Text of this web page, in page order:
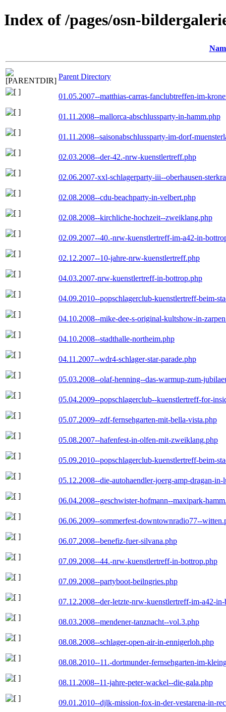
Index of /pages/osn-
Parent Directory
01.05.2007--matthias-carras-fanclubtreffen-im-
01.11.2008--mallorca-abschlussparty-in-hamm.php
01.11.2008--saisonabschlussparty-im-dorf-
02.03.2008--der-42.-nrw-kuenstlertreff.php
02.06.2007-xxl-schlagerparty-iii--oberhausen-
02.08.2008--cdu-beachparty-in-velbert.php
02.08.2008--kirchliche-hochzeit--zweiklang.php
02.09.2007--40.-nrw-kuenstlertreff-im-a42-in-
02.12.2007--10-jahre-nrw-kuenstlertreff.php
04.03.2007-nrw-kuenstlertreff-in-bottrop.php
04.09.2010--popschlagerclub-kuenstlertreff-beim-
04.10.2008--mike-dee-s-original-kultshow-in-
04.10.2008--stadthalle-northeim.php
04.11.2007--wdr4-schlager-star-parade.php
05.03.2008--olaf-henning--das-warmup-zum-
05.04.2009--popschlagerclub--kuenstlertreff-for-
05.07.2009--zdf-fernsehgarten-mit-bella-vista.php
05.08.2007--hafenfest-in-olfen-mit-zweiklang.php
05.09.2010--popschlagerclub-kuenstlertreff-beim-
05.12.2008--die-autohaendler-joerg-amp-dragan-in-
06.04.2008--geschwister-hofmann--maxipark-
06.06.2009--sommerfest-downtownradio77--
06.07.2008--benefiz-fuer-silvana.php
07.09.2008--44.-nrw-kuenstlertreff-in-bottrop.php
07.09.2008--partyboot-beilngries.php
07.12.2008--der-letzte-nrw-kuenstlertreff-im-a42-
08.03.2008--mendener-tanznacht--vol.3.php
08.08.2008--schlager-open-air-in-ennigerloh.php
08.08.2010--11.-dortmunder-fernsehgarten-im-
08.11.2008--11-jahre-peter-wackel--die-gala.php
09.01.2010--djlk-mission-fox-in-der-vestarena-in-